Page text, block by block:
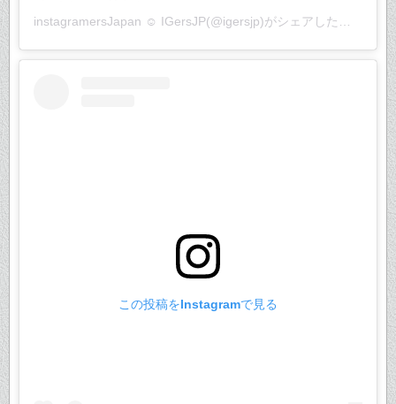
instagramersJapan ☺︎ IGersJP(@igersjp)がシェアした投稿 –
この投稿をInstagramで見る